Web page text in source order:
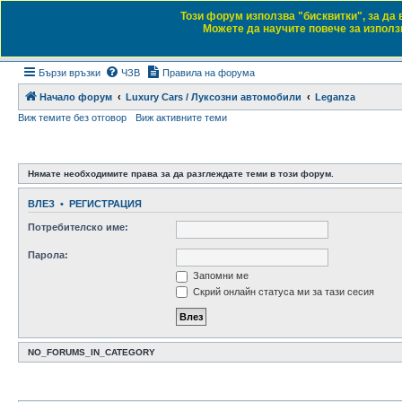
Daewoo &
Бързи връзки ЧЗВ Правила на форума
Начало форум Luxury Cars / Луксозни автомобили
Leganza
Виж темите без отговор
Виж активните теми
Нямате необходимите права за да разглеждате теми в този форум.
ВЛЕЗ • РЕГИСТРАЦИЯ
Потребителско име:
Парола:
Запомни ме
Скрий онлайн статуса ми за тази сесия
NO_FORUMS_IN_CATEGORY
Този форум използва "бисквитки", за
Можете да научите повече за